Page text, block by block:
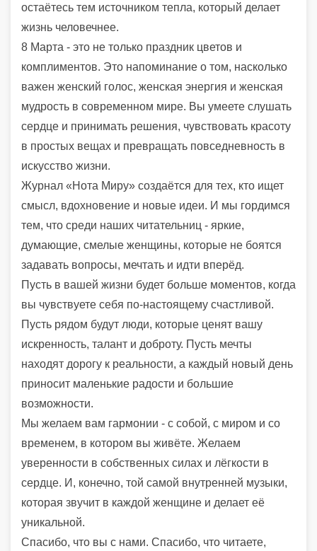
остаётесь тем источником тепла, который делает
жизнь человечнее.
8 Марта - это не только праздник цветов и
комплиментов. Это напоминание о том, насколько
важен женский голос, женская энергия и женская
мудрость в современном мире. Вы умеете слушать
сердце и принимать решения, чувствовать красоту
в простых вещах и превращать повседневность в
искусство жизни.
Журнал «Нота Миру» создаётся для тех, кто ищет
смысл, вдохновение и новые идеи. И мы гордимся
тем, что среди наших читательниц - яркие,
думающие, смелые женщины, которые не боятся
задавать вопросы, мечтать и идти вперёд.
Пусть в вашей жизни будет больше моментов, когда
вы чувствуете себя по-настоящему счастливой.
Пусть рядом будут люди, которые ценят вашу
искренность, талант и доброту. Пусть мечты
находят дорогу к реальности, а каждый новый день
приносит маленькие радости и большие
возможности.
Мы желаем вам гармонии - с собой, с миром и со
временем, в котором вы живёте. Желаем
уверенности в собственных силах и лёгкости в
сердце. И, конечно, той самой внутренней музыки,
которая звучит в каждой женщине и делает её
уникальной.
Спасибо, что вы с нами. Спасибо, что читаете,